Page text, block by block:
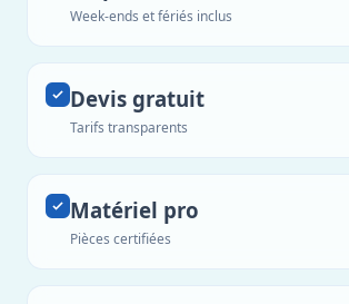
Week-ends et fériés inclus
Devis gratuit
Tarifs transparents
Matériel pro
Pièces certifiées